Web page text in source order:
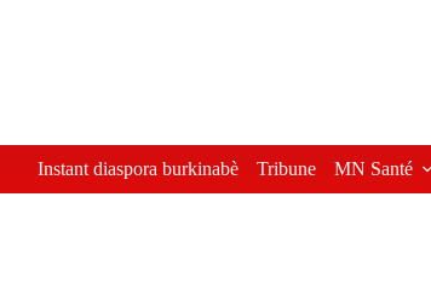
Instant diaspora burkinabè Tribune MN Santé